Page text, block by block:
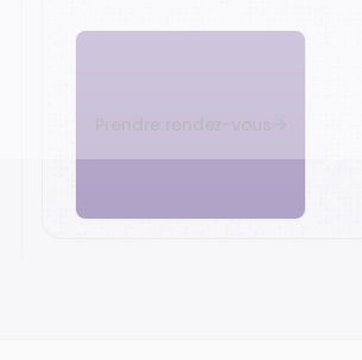
Prendre rendez-vous